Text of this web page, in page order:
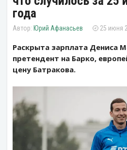
года
Юрий Афанасьев 25 июня
Раскрыта зарплата Дениса
претендент на Барко,
цену Батракова.